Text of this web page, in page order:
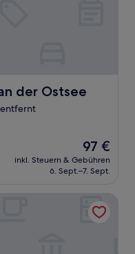
der Ostsee
entfernt
Der
Preis
beträgt
97 €
inkl. Steuern & Gebühren
6. Sept.–7. Sept.